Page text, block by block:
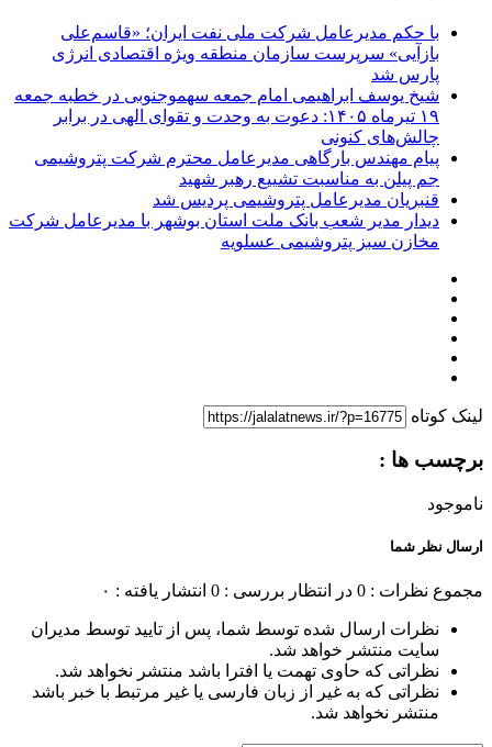
با حکم مدیرعامل شرکت ملی نفت ایران؛ «قاسم‌علی
بازآیی» سرپرست سازمان منطقه ویژه اقتصادی انرژی
پارس شد
شیخ یوسف ابراهیمی امام جمعه سهموجنوبی در خطبه جمعه
۱۹ تیرماه ۱۴۰۵: دعوت به وحدت و تقوای الهی در برابر
چالش‌های کنونی
پیام‌ مهندس بارگاهی مدیرعامل محترم شرکت پتروشیمی
جم پیلن به مناسبت تشییع رهبر شهید
قنبریان مدیرعامل پتروشیمی پردیس شد
دیدار مدیر شعب بانک ملت استان بوشهر با مدیرعامل شرکت
مخازن سبز پتروشیمی عسلویه
لینک کوتاه
برچسب ها :
ناموجود
ارسال نظر شما
مجموع نظرات : 0 در انتظار بررسی : 0 انتشار یافته : ۰
نظرات ارسال شده توسط شما، پس از تایید توسط مدیران
سایت منتشر خواهد شد.
نظراتی که حاوی تهمت یا افترا باشد منتشر نخواهد شد.
نظراتی که به غیر از زبان فارسی یا غیر مرتبط با خبر باشد
منتشر نخواهد شد.